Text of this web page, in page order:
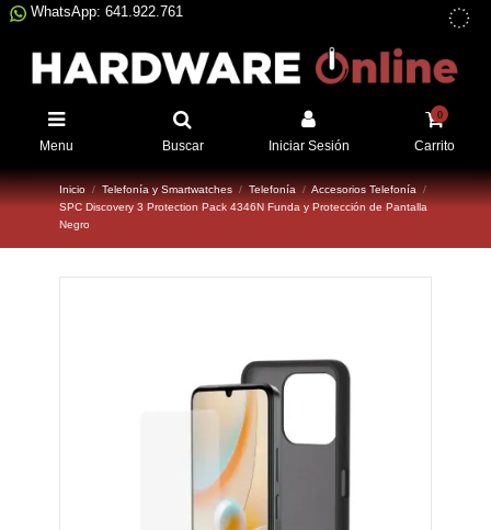
WhatsApp: 641.922.761
Menu Buscar Iniciar Sesión
0
Carrito
Inicio Telefonía y Smartwatches Telefonía
Accesorios Telefonía
SPC Discovery 3 Protection Pack 4346N Funda y Protección de Pantalla
Negro